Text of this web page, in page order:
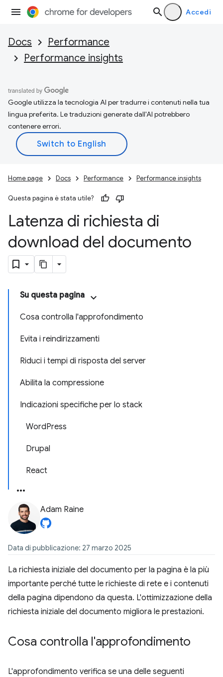
Accedi
Docs
Performance
Performance insights
Google utilizza la tecnologia AI per tradurre i contenuti nella tua
lingua preferita. Le traduzioni generate dall'AI potrebbero
contenere errori.
Home page Docs Performance Performance insights
Questa pagina è stata utile?
Latenza di richiesta di
download del documento
Su questa pagina
Cosa controlla l'approfondimento
Evita i reindirizzamenti
Riduci i tempi di risposta del server
Abilita la compressione
Indicazioni specifiche per lo stack
WordPress
Drupal
React
Adam Raine
Data di pubblicazione: 27 marzo 2025
La richiesta iniziale del documento per la pagina è la più
importante perché tutte le richieste di rete e i contenuti
della pagina dipendono da questa. L'ottimizzazione della
richiesta iniziale del documento migliora le prestazioni.
Cosa controlla l'approfondimento
L'approfondimento verifica se una delle seguenti